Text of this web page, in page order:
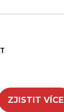
ZJISTIT VÍCE